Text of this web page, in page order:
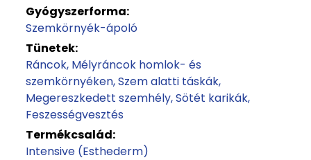
Gyógyszerforma:
Szemkörnyék-ápoló
Tünetek:
Ráncok Mélyráncok homlok- és
szemkörnyéken Szem alatti táskák
Megereszkedett szemhély Sötét karikák
Feszességvesztés
Termékcsalád:
Intensive (Esthederm)